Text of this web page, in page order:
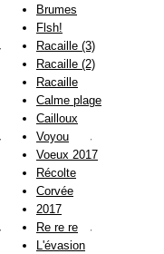
Brumes
Flsh!
Racaille (3)
Racaille (2)
Racaille
Calme plage
Cailloux
Voyou
Voeux 2017
Récolte
Corvée
2017
Re re re
L'évasion